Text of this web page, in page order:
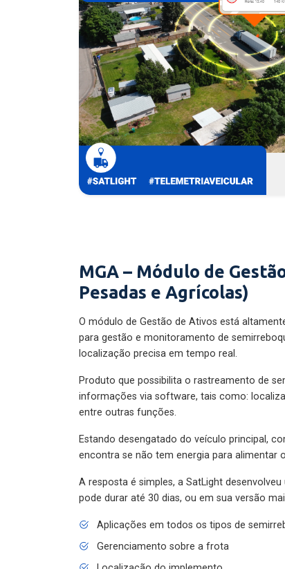
MGA – Módulo de
Pesadas e Agrícolas)
O módulo de Gestão de Ativos está
para gestão e monitoramento de
localização precisa em tempo real.
Produto que possibilita o rastreamento de
informações via software, tais como:
entre outras funções.
Estando desengatado do veículo principal,
encontra se não tem energia para alimentar
A resposta é simples, a SatLight
pode durar até 30 dias, ou em sua versão
Aplicações em todos os tipos de
Gerenciamento sobre a frota
Localização do implemento